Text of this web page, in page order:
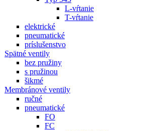
L-vŕtanie
T-vŕtanie
elektrické
pneumatické
príslušenstvo
Spätné ventily
bez pružiny
s pružinou
šikmé
Membránové ventily
ručné
pneumatické
FO
FC